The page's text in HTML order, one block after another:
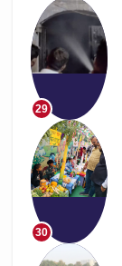
29
30